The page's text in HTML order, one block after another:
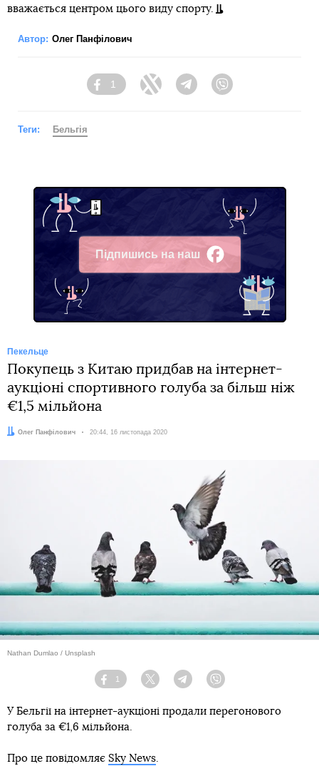
вважається центром цього виду спорту.
Автор: Олег Панфілович
Facebook
1
Twitter Telegram
Теги: Бельгія
Підпишись на наш
Facebook
Пекельце
Покупець з Китаю придбав на інтернет-
аукціоні спортивного голуба за більш ніж
€1,5 мільйона
Автор:
Олег Панфілович Дата:
20:44, 16 листопада 2020
Nathan Dumlao / Unsplash
Facebook
1
Twitter TelegramViber
У Бельгії на інтернет-аукціоні продали перегонового
голуба за €1,6 мільйона.
Про це повідомляє Sky News